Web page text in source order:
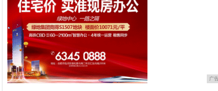
广